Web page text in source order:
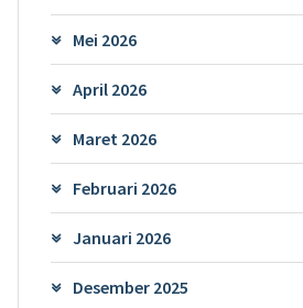
Mei 2026
April 2026
Maret 2026
Februari 2026
Januari 2026
Desember 2025